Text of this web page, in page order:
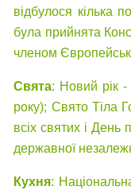
відбулося кілька
була прийнята
членом
Свята: Новий рік -
року); Свято Тіла
всіх святих і
державної
Кухня: